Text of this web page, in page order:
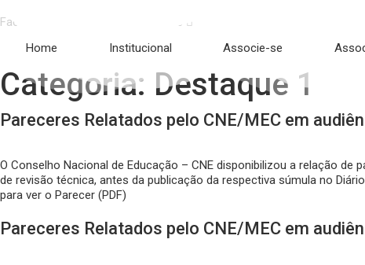
para
conteúdo
Facebook-f
Youtube
Home
Institucional Associe-se
Categoria: Destaque 1
Pareceres Relatados pelo CNE/MEC em
O Conselho Nacional de Educação – CNE disponibilizou a relação
de revisão técnica, antes da publicação da respectiva súmula no
para ver o Parecer (PDF)
Pareceres Relatados pelo CNE/MEC em